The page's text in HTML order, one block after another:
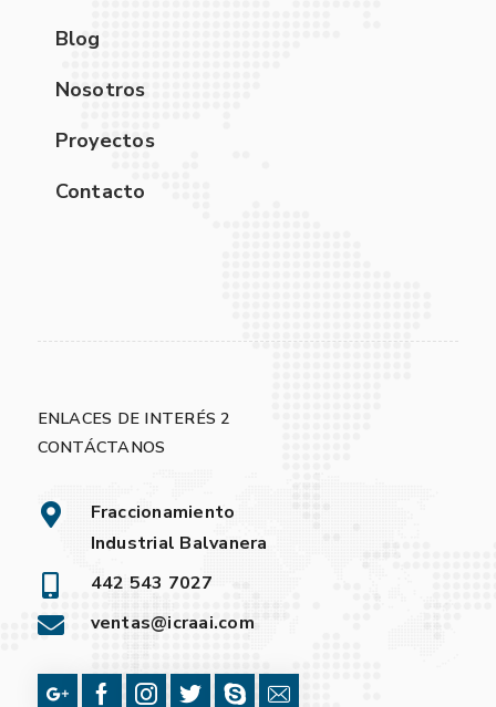
Blog
Nosotros
Proyectos
Contacto
ENLACES DE INTERÉS 2
CONTÁCTANOS
Fraccionamiento
Industrial Balvanera
442 543 7027
ventas@icraai.com